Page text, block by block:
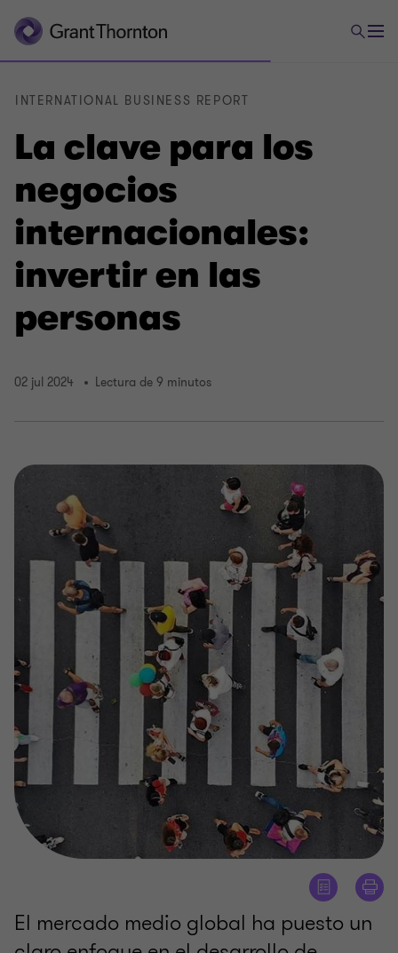
La clave para los
negocios
internacionales:
invertir en las
personas
INTERNATIONAL BUSINESS REPORT
02 jul 2024 Lectura de 9 minutos
El mercado medio global ha puesto un